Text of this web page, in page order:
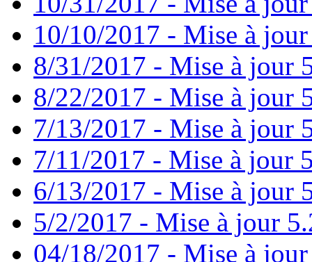
10/10/2017 - Mise à
8/31/2017 - Mise à jour
8/22/2017 - Mise à jour
7/13/2017 - Mise à jour
7/11/2017 - Mise à jour
6/13/2017 - Mise à jour
5/2/2017 - Mise à jour
04/18/2017 - Mise à